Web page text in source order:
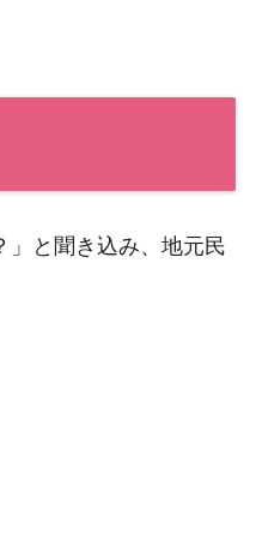
」と聞き込み、地元民